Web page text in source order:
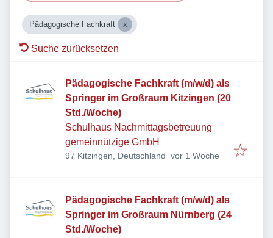
Pädagogische Fachkraft
Suche zurücksetzen
Pädagogische Fachkraft (m/w/d) als
Springer im Großraum Kitzingen (20
Std./Woche)
Schulhaus Nachmittagsbetreuung
gemeinnützige GmbH
97 Kitzingen, Deutschland Veröffentlicht
vor 1 Woche
Pädagogische Fachkraft (m/w/d) als
Springer im Großraum Nürnberg (24
Std./Woche)